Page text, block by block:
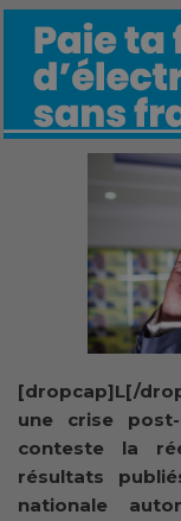
[dropcap]L[/
une crise post-
conteste la
résultats
nationale